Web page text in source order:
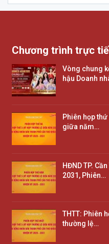
Chương trình trực
Vòng chung
hậu Doanh
Phiên họp
giữa năm…
HĐND TP.
2031, Phiên…
THTT: Phiên
thường lệ…